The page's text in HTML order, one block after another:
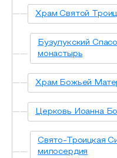
Храм Святой
Бузулукский
монастырь
Храм Божьей
Церковь Иоанна
Свято-Троицкая
милосердия